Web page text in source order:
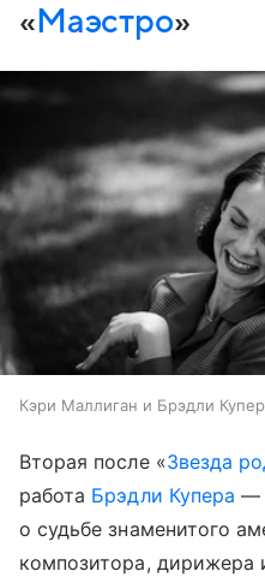
« Маэстро»
Кэри Маллиган и Брэдли
Вторая после «Звезда
работа Брэдли Купера —
о судьбе знаменитого
композитора, дирижера